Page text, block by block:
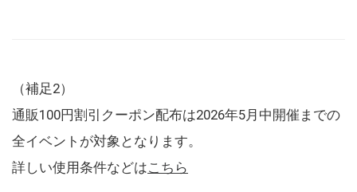
（補足2）
通販100円割引クーポン配布は2026年5月中開催までの
全イベントが対象となります。
詳しい使用条件などはこちら